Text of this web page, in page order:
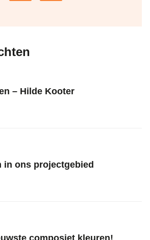
– Hilde Kooter
in ons projectgebied
composiet kleuren!